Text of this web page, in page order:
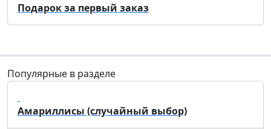
Подарок за первый заказ
Популярные в разделе
Амариллисы (случайный выбор)